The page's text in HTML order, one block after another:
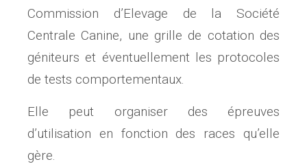
Commission d’Elevage de la Société
Centrale Canine, une grille de cotation des
géniteurs et éventuellement les protocoles
de tests comportementaux.
Elle peut organiser des épreuves
d’utilisation en fonction des races qu’elle
gère.